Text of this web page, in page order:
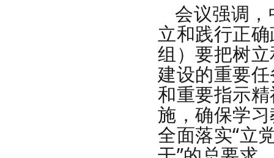
会议强调
立和践行正
组）要把树
建设的重要
和重要指示
施，确保学
全面落实“立